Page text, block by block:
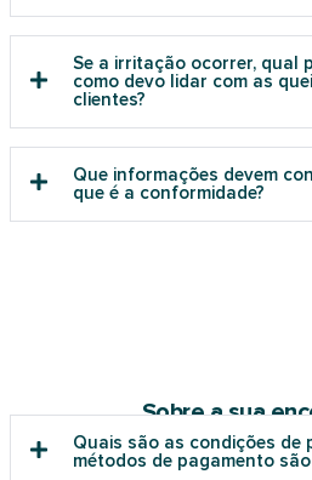
Se a irritação ocorrer, qual
como devo lidar com as
clientes?
Que informações devem
que é a conformidade?
Sobre a sua
Quais são as condições de
métodos de pagamento